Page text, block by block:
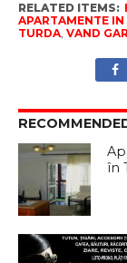
RELATED ITEMS:
APARTAMENTE
TURDA, VAND
în